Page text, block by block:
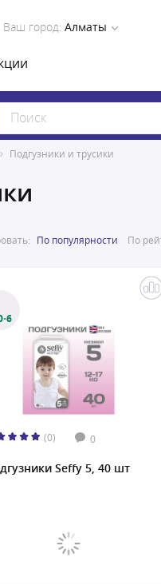
Ваш город: Алматы
Подгузники и трусики
По популярности По
(0) 0
Seffy 5, 40 шт